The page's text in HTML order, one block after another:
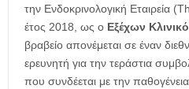
την Ενδοκρινολογική Εταιρεία
έτος 2018, ως ο Εξέχων
βραβείο απονέμεται σε έναν
ερευνητή για την τεράστια
που συνδέεται με την